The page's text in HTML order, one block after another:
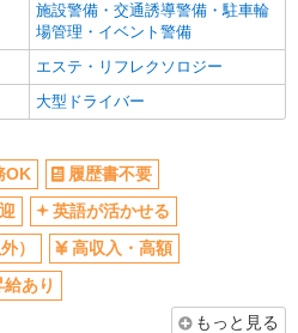
入社祝い金あり
制服貸与
接客サービス
施設警備・交通誘導警備・駐車輪
場管理・イベント警備
エステ・リフレクソロジー
大型ドライバー
OK
履歴書不要
英語が活かせる
）
高収入・高額
給あり
もっと見る